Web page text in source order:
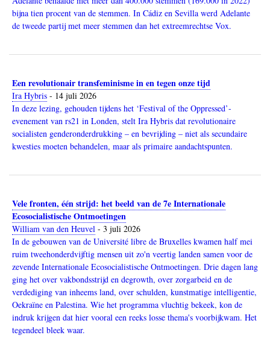
bijna tien procent van de stemmen. In Cádiz en Sevilla werd Adelante
de tweede partij met meer stemmen dan het extreemrechtse Vox.
Een revolutionair transfeminisme in en tegen onze tijd
Ira Hybris - 14 juli 2026
In deze lezing, gehouden tijdens het ‘Festival of the Oppressed’-
evenement van rs21 in Londen, stelt Ira Hybris dat revolutionaire
socialisten genderonderdrukking – en bevrijding – niet als secundaire
kwesties moeten behandelen, maar als primaire aandachtspunten.
Vele fronten, één strijd: het beeld van de 7e Internationale
Ecosocialistische Ontmoetingen
William van den Heuvel - 3 juli 2026
In de gebouwen van de Université libre de Bruxelles kwamen half mei
ruim tweehonderdvijftig mensen uit zo'n veertig landen samen voor de
zevende Internationale Ecosocialistische Ontmoetingen. Drie dagen lang
ging het over vakbondsstrijd en degrowth, over zorgarbeid en de
verdediging van inheems land, over schulden, kunstmatige intelligentie,
Oekraïne en Palestina. Wie het programma vluchtig bekeek, kon de
indruk krijgen dat hier vooral een reeks losse thema's voorbijkwam. Het
tegendeel bleek waar.